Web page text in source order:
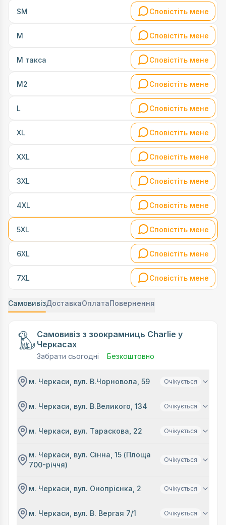
SM Сповістіть мене
M Сповістіть мене
М такса Сповістіть мене
М2 Сповістіть мене
L Сповістіть мене
XL Сповістіть мене
XXL Сповістіть мене
3XL Сповістіть мене
4XL Сповістіть мене
5XL Сповістіть мене
6XL Сповістіть мене
7XL Сповістіть мене
СамовивізДоставкаОплатаПовернення
Самовивіз з зоокрамниць Charlie у
Черкасах
Забрати сьогодні Безкоштовно
м. Черкаси, вул. В.Чорновола, 59 Очікується
м. Черкаси, вул. В.Великого, 134 Очікується
м. Черкаси, вул. Тараскова, 22 Очікується
м. Черкаси, вул. Сінна, 15 (Площа
700-річчя)
Очікується
м. Черкаси, вул. Онопрієнка, 2 Очікується
м. Черкаси, вул. В. Вергая 7/1 Очікується